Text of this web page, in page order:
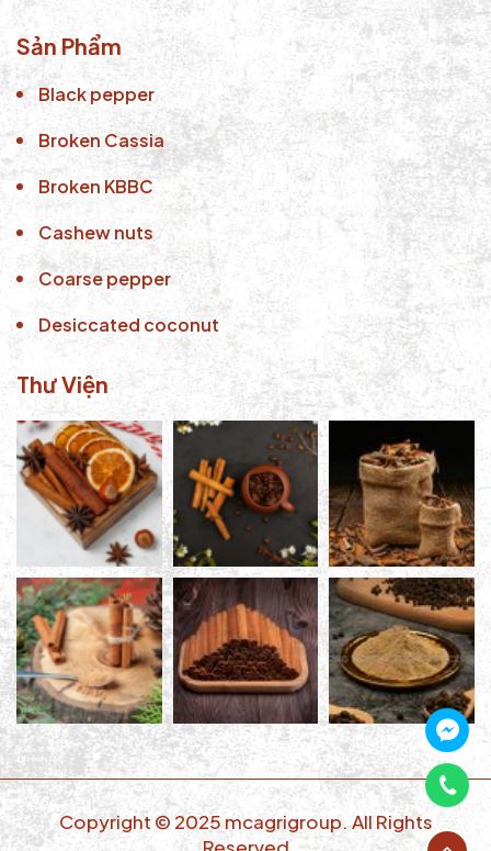
Sản Phẩm
Black pepper
Broken Cassia
Broken KBBC
Cashew nuts
Coarse pepper
Desiccated coconut
Thư Viện
Copyright © 2025 mcagrigroup. All Rights